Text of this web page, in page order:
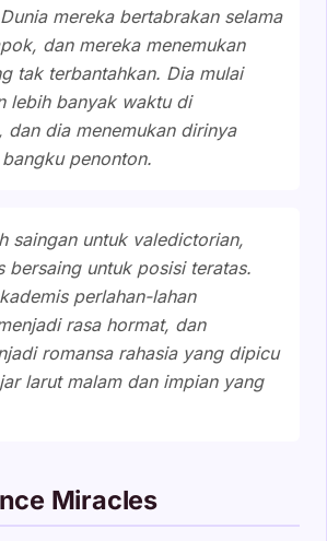
mereka bertabrakan selama
dan mereka menemukan
tak terbantahkan. Dia mulai
lebih banyak waktu di
dan dia menemukan dirinya
penonton.
saingan untuk valedictorian,
bersaing untuk posisi teratas.
perlahan-lahan
rasa hormat, dan
romansa rahasia yang dipicu
larut malam dan impian yang
Miracles